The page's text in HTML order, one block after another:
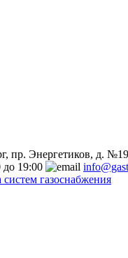
пр. Энергетиков, д. №19
19:00
систем газоснабжения